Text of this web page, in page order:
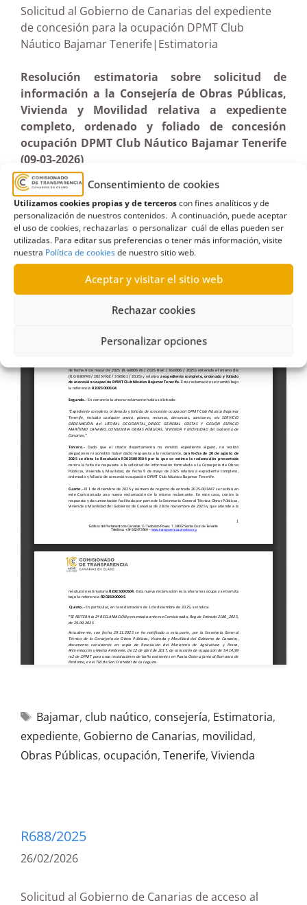
Consentimiento de cookies
Utilizamos cookies propias y de terceroscon fines analíticos y de
personalización de nuestros contenidos. A continuación, puede aceptar
el uso de cookies, rechazarlas o personalizar cuál de ellas pueden ser
utilizadas. Para editar sus preferencias o tener más información, visite
nuestra Política de cookiesde nuestro sitio web.
Aceptar y visitar el sitio web
Rechazar cookies
Personalizar opciones
Solicitud al Gobierno de Canarias del expediente
de concesión para la ocupación DPMT Club
Náutico Bajamar Tenerife|Estimatoria
Resolución estimatoria sobre solicitud de
información a la Consejería de Obras Públicas,
Vivienda y Movilidad relativa a expediente
completo, ordenado y foliado de concesión
ocupación DPMT Club Náutico Bajamar Tenerife
(09-03-2026)
Bajamar, club naútico, consejería, Estimatoria,
expediente, Gobierno de Canarias, movilidad,
Obras Públicas, ocupación, Tenerife, Vivienda
R688/2025
26/02/2026
Solicitud al Gobierno de Canarias de acceso al